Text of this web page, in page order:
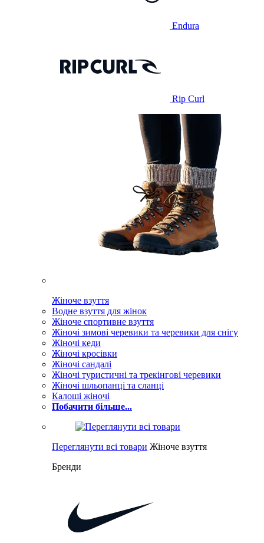
Endura
Rip Curl
Жіноче взуття
Водне взуття для жінок
Жіноче спортивне взуття
Жіночі зимові черевики та черевики для снігу
Жіночі кеди
Жіночі кросівки
Жіночі сандалі
Жіночі туристичні та трекінгові черевики
Жіночі шльопанці та сланці
Калоші жіночі
Побачити більше...
Переглянути всі товари Жіноче взуття
Бренди